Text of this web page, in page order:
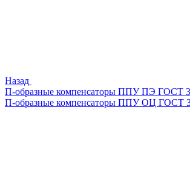
Назад
П-образные компенсаторы ППУ ПЭ ГОСТ
П-образные компенсаторы ППУ ОЦ ГОСТ